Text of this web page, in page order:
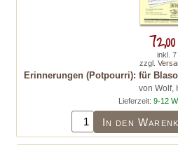
Erinnerungen (Potpourri): für
von Wolf,
Lieferzeit: 9-12
In den
inkl. 7
zzgl.